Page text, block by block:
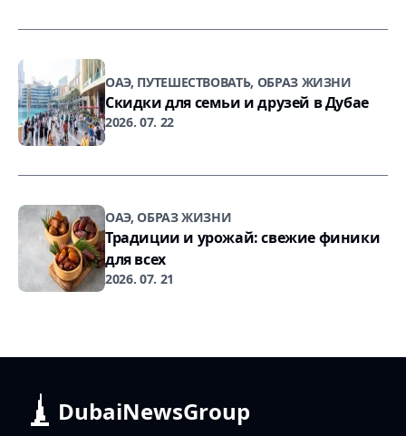
ОАЭ, ПУТЕШЕСТВОВАТЬ, ОБРАЗ ЖИЗНИ
Скидки для семьи и друзей в Дубае
2026. 07. 22
ОАЭ, ОБРАЗ ЖИЗНИ
Традиции и урожай: свежие финики
для всех
2026. 07. 21
DubaiNewsGroup